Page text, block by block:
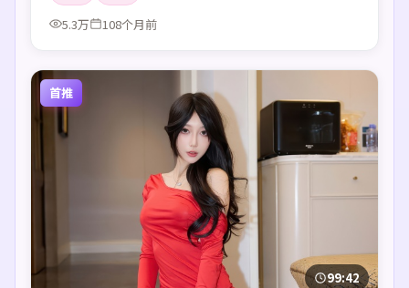
5.3万
108个月前
首推
99:42